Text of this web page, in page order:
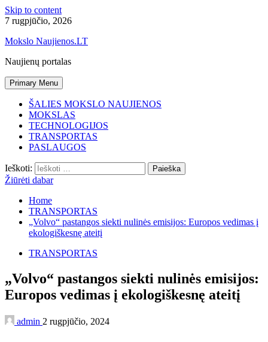
Skip to content
7 rugpjūčio, 2026
Mokslo Naujienos.LT
Naujienų portalas
Primary Menu
ŠALIES MOKSLO NAUJIENOS
MOKSLAS
TECHNOLOGIJOS
TRANSPORTAS
PASLAUGOS
Ieškoti:
Žiūrėti dabar
Home
TRANSPORTAS
„Volvo“ pastangos siekti nulinės emisijos: Europos vedimas į
ekologiškesnę ateitį
TRANSPORTAS
„Volvo“ pastangos siekti nulinės emisijos:
Europos vedimas į ekologiškesnę ateitį
admin 2 rugpjūčio, 2024